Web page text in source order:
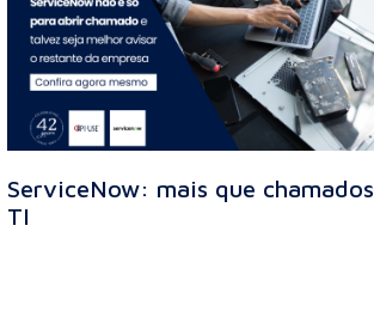
ServiceNow: mais que
TI